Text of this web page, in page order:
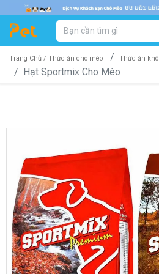
DANH MỤC
SẢN PHẨM DÀNH CHO MÈO
Trang Chủ / Thức ăn cho mèo Thức ăn
Hạt Sportmix Cho Mèo